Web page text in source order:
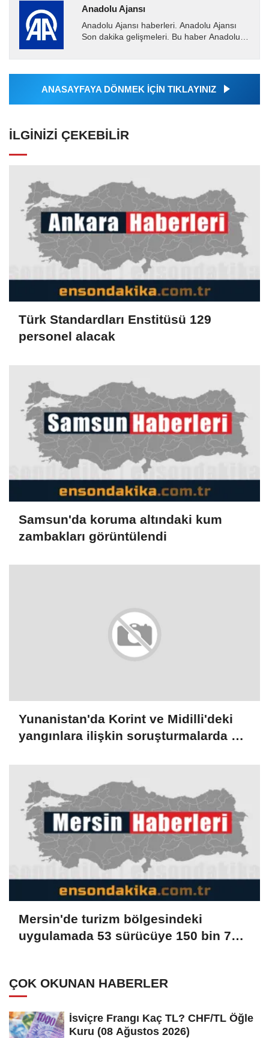
Anadolu Ajansı
Anadolu Ajansı haberleri. Anadolu Ajansı
Son dakika gelişmeleri. Bu haber Anadolu
Ajansı tarafından...
ANASAYFAYA DÖNMEK İÇİN TIKLAYINIZ
İLGINIZI ÇEKEBILIR
Türk Standardları Enstitüsü 129
personel alacak
Samsun'da koruma altındaki kum
zambakları görüntülendi
Yunanistan'da Korint ve Midilli'deki
yangınlara ilişkin soruşturmalarda 3
Mersin'de turizm bölgesindeki
uygulamada 53 sürücüye 150 bin 779
ÇOK OKUNAN HABERLER
İsviçre Frangı Kaç TL? CHF/TL Öğle
Kuru (08 Ağustos 2026)